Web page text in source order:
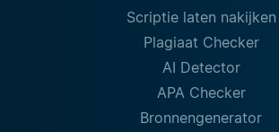
Scriptie laten nakijken
Plagiaat Checker
AI Detector
APA Checker
Bronnengenerator